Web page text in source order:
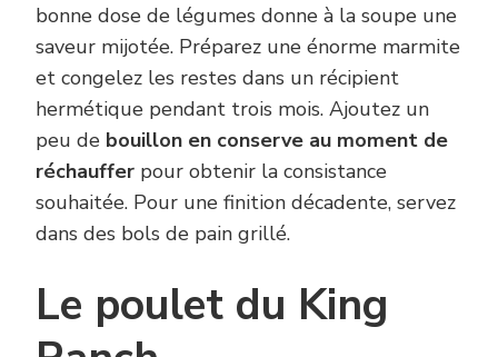
bonne dose de légumes donne à la soupe une
saveur mijotée. Préparez une énorme marmite
et congelez les restes dans un récipient
hermétique pendant trois mois. Ajoutez un
peu de bouillon en conserve au moment de
réchauffer pour obtenir la consistance
souhaitée. Pour une finition décadente, servez
dans des bols de pain grillé.
Le poulet du King